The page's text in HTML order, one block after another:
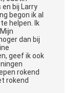
bij Larry
begon ik al
helpen. Ik
dan bij
geef ik ook
rokend
rokend